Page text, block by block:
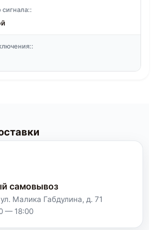
самовывоз
Малика Габдулина, д. 71
— 18:00